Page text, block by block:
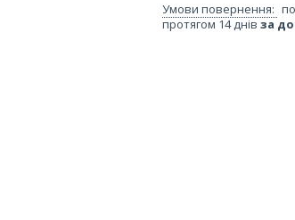
протягом 14 днів за